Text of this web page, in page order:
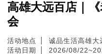
高雄大远百店｜
会
活动地点
诚品生活高雄
活动日期
2026/08/